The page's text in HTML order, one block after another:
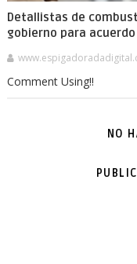
Detallistas de
gobierno para
Comment Using!!
NO